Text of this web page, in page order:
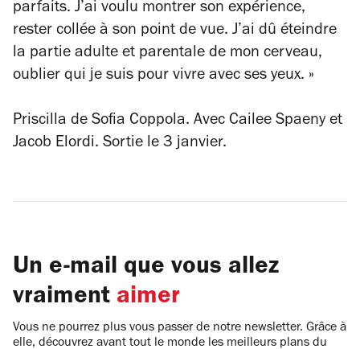
parfaits. J’ai voulu montrer son expérience,
rester collée à son point de vue. J’ai dû éteindre
la partie adulte et parentale de mon cerveau,
oublier qui je suis pour vivre avec ses yeux. »
Priscilla de Sofia Coppola. Avec Cailee Spaeny et
Jacob Elordi. Sortie le 3 janvier.
Un e-mail que vous allez
vraiment aimer
Vous ne pourrez plus vous passer de notre newsletter. Grâce à
elle, découvrez avant tout le monde les meilleurs plans du